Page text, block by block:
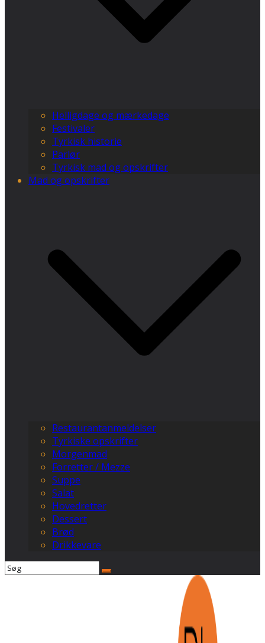
Helligdage og mærkedage
Festivaler
Tyrkisk historie
Parlør
Tyrkisk mad og opskrifter
Mad og opskrifter
Restaurantanmeldelser
Tyrkiske opskrifter
Morgenmad
Forretter / Mezze
Suppe
Salat
Hovedretter
Dessert
Brød
Drikkevare